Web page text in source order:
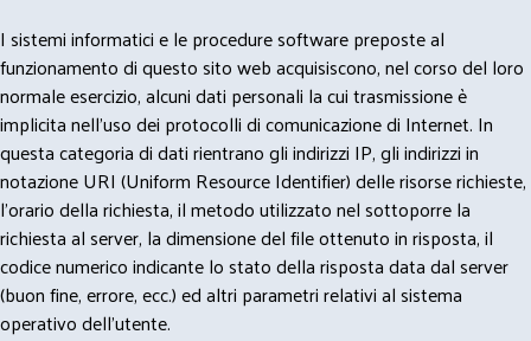
I sistemi informatici e le procedure software preposte al
funzionamento di questo sito web acquisiscono, nel corso del loro
normale esercizio, alcuni dati personali la cui trasmissione è
implicita nell'uso dei protocolli di comunicazione di Internet. In
questa categoria di dati rientrano gli indirizzi IP, gli indirizzi in
notazione URI (Uniform Resource Identifier) delle risorse richieste,
l'orario della richiesta, il metodo utilizzato nel sottoporre la
richiesta al server, la dimensione del file ottenuto in risposta, il
codice numerico indicante lo stato della risposta data dal server
(buon fine, errore, ecc.) ed altri parametri relativi al sistema
operativo dell'utente.